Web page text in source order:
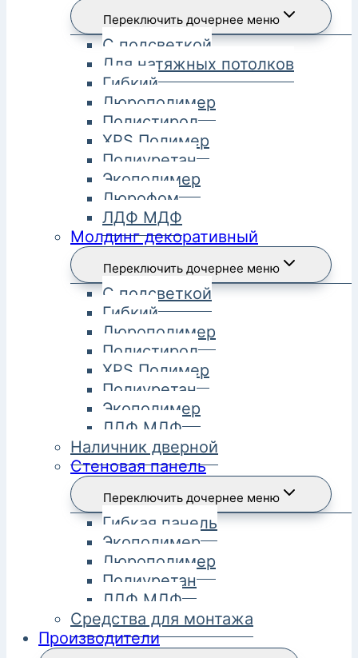
Переключить дочернее меню
С подсветкой
Для натяжных потолков
Гибкий
Дюрополимер
Полистирол
XPS Полимер
Полиуретан
Экополимер
Дюрофом
ЛДФ МДФ
Молдинг декоративный
Переключить дочернее меню
С подсветкой
Гибкий
Дюрополимер
Полистирол
XPS Полимер
Полиуретан
Экополимер
ЛДФ МДФ
Наличник дверной
Стеновая панель
Переключить дочернее меню
Гибкая панель
Экополимер
Дюрополимер
Полиуретан
ЛДФ МДФ
Средства для монтажа
Производители